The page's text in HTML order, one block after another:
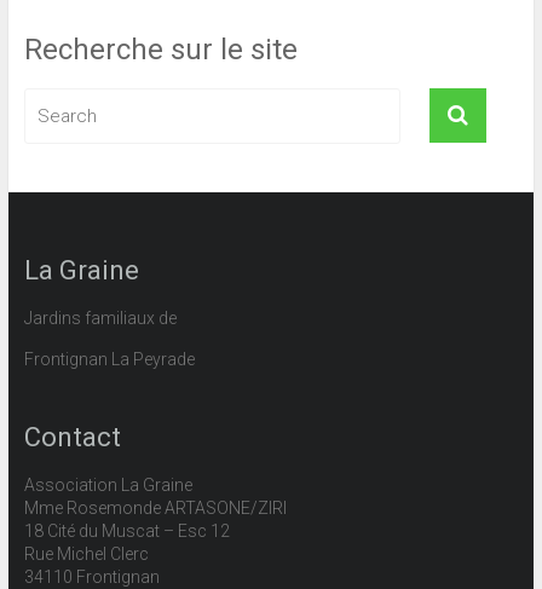
Recherche sur le site
La Graine
Jardins familiaux de
Frontignan La Peyrade
Contact
Association La Graine
Mme Rosemonde ARTASONE/ZIRI
18 Cité du Muscat – Esc 12
Rue Michel Clerc
34110 Frontignan